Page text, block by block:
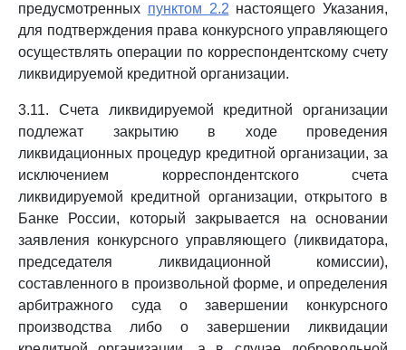
предусмотренных пунктом 2.2 настоящего Указания,
для подтверждения права конкурсного управляющего
осуществлять операции по корреспондентскому счету
ликвидируемой кредитной организации.
3.11. Счета ликвидируемой кредитной организации
подлежат закрытию в ходе проведения
ликвидационных процедур кредитной организации, за
исключением корреспондентского счета
ликвидируемой кредитной организации, открытого в
Банке России, который закрывается на основании
заявления конкурсного управляющего (ликвидатора,
председателя ликвидационной комиссии),
составленного в произвольной форме, и определения
арбитражного суда о завершении конкурсного
производства либо о завершении ликвидации